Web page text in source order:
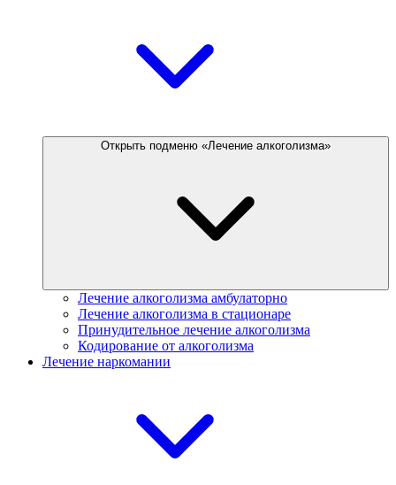
Открыть подменю «Лечение алкоголизма»
Лечение алкоголизма амбулаторно
Лечение алкоголизма в стационаре
Принудительное лечение алкоголизма
Кодирование от алкоголизма
Лечение наркомании